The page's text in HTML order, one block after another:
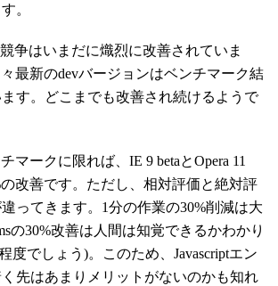
。
争はいまだに熾烈に改善されていま
最新のdevバージョンはベンチマーク結
す。どこまでも改善され続けるようで
マークに限れば、IE 9 betaとOpera 11
の改善です。ただし、相対評価と絶対評
ってきます。1分の作業の30%削減は大
の30%改善は人間は知覚できるかわかり
度でしょう)。このため、Javascriptエン
先はあまりメリットがないのかも知れ